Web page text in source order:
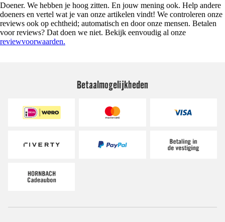
Doener. We hebben je hoog zitten. En jouw mening ook. Help andere
doeners en vertel wat je van onze artikelen vindt! We controleren onze
reviews ook op echtheid; automatisch en door onze mensen. Betalen
voor reviews? Dat doen we niet. Bekijk eenvoudig al onze
reviewvoorwaarden.
Betaalmogelijkheden